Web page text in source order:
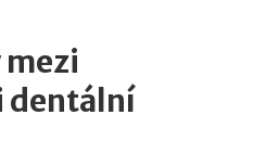
mezi
dentální